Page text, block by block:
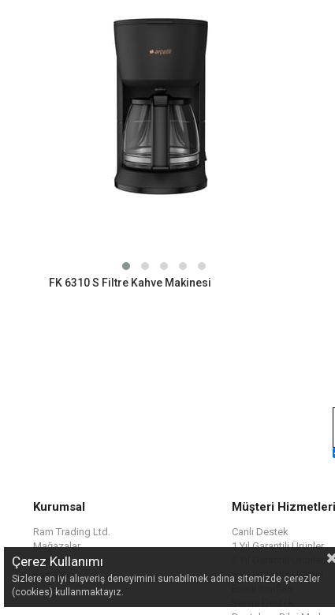
FK 6310 S Filtre Kahve Makinesi
Kurumsal
Ram Trading Ltd.
Mağazalar
Kariyer
Başvuru
Müşteri Hizmetleri
Canlı Destek
1 Yıl Garantili Ürünler
3 Yıl Garantili Ürünler
Çerez Kullanımı
Sizlere en iyi alışveriş deneyimini sunabilmek adına sitemizde çerezler
(cookies) kullanmaktayız.